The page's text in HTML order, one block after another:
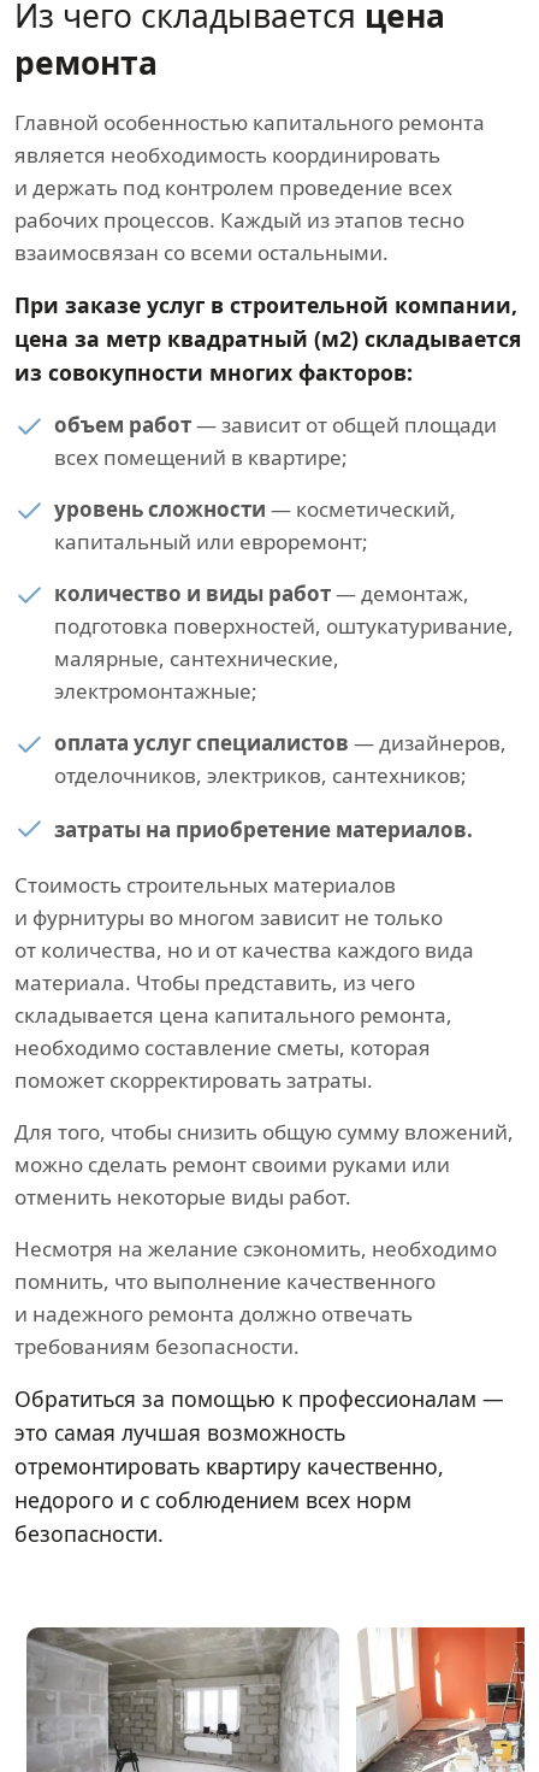
Из чего складывается цена
ремонта
Главной особенностью капитального ремонта
является необходимость координировать
и держать под контролем проведение всех
рабочих процессов. Каждый из этапов тесно
взаимосвязан со всеми остальными.
При заказе услуг в строительной компании,
цена за метр квадратный (м2) складывается
из совокупности многих факторов:
объем работ— зависит от общей площади
всех помещений в квартире;
уровень сложности — косметический,
капитальный или евроремонт;
количество и виды работ— демонтаж,
подготовка поверхностей, оштукатуривание,
малярные, сантехнические,
электромонтажные;
оплата услуг специалистов — дизайнеров,
отделочников, электриков, сантехников;
затраты на приобретение материалов.
Стоимость строительных материалов
и фурнитуры во многом зависит не только
от количества, но и от качества каждого вида
материала. Чтобы представить, из чего
складывается цена капитального ремонта,
необходимо составление сметы, которая
поможет скорректировать затраты.
Для того, чтобы снизить общую сумму вложений,
можно сделать ремонт своими руками или
отменить некоторые виды работ.
Несмотря на желание сэкономить, необходимо
помнить, что выполнение качественного
и надежного ремонта должно отвечать
требованиям безопасности.
Обратиться за помощью к профессионалам —
это самая лучшая возможность
отремонтировать квартиру качественно,
недорого и с соблюдением всех норм
безопасности.